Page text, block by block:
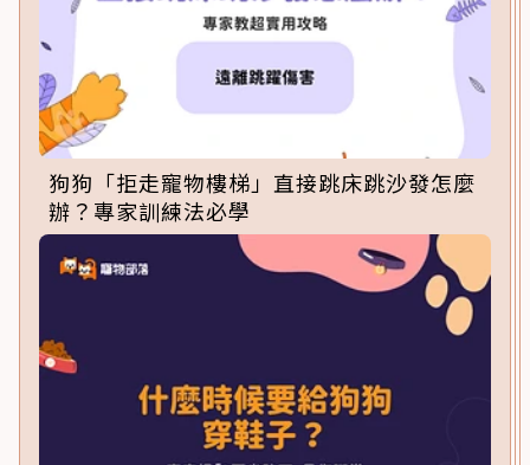
狗狗「拒走寵物樓梯」直接跳床跳沙發怎麼
辦？專家訓練法必學